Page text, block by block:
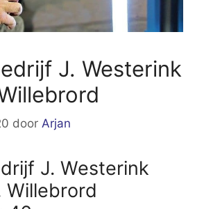
J. Westerink
door Arjan
J. Westerink
Willebrord